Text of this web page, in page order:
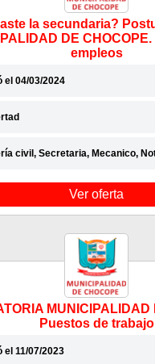
la secundaria?
DE
empleos
el 04/03/2024
civil, Secretaria, Mecanico,
Ver oferta
MUNICIPALIDAD
Puestos de trabajo
el 11/07/2023